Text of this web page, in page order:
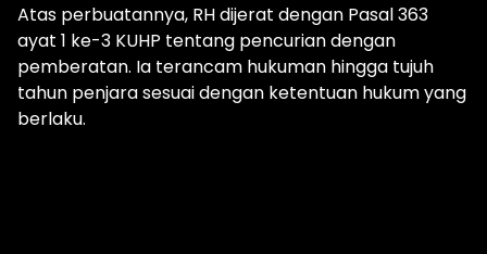
Atas perbuatannya, RH dijerat dengan Pasal 363
ayat 1 ke-3 KUHP tentang pencurian dengan
pemberatan. Ia terancam hukuman hingga tujuh
tahun penjara sesuai dengan ketentuan hukum yang
berlaku.